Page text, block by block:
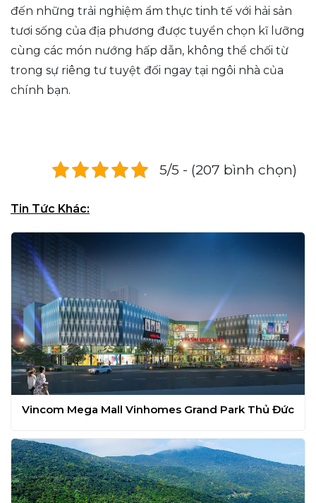
đến những trải nghiệm ẩm thực tinh tế với hải sản
tươi sống của địa phương được tuyển chọn kĩ lưỡng
cùng các món nướng hấp dẫn, không thể chối từ
trong sự riêng tư tuyệt đối ngay tại ngôi nhà của
chính bạn.
5/5 - (207 bình chọn)
Tin Tức Khác:
Vincom Mega Mall Vinhomes Grand Park Thủ Đức